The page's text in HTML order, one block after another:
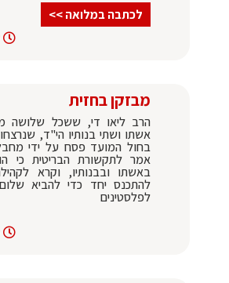
לכתבה במלואה >>
מבזקן בחזית
הרב ליאו די, ששכל שלושה
אשתו ושתי בנותיו הי"ד,
בחול המועד פסח על ידי
אמר לתקשורת הבריטית כי
באשתו ובבנותיו, וקרא
להתכנס יחד כדי להביא
לפלסטינים